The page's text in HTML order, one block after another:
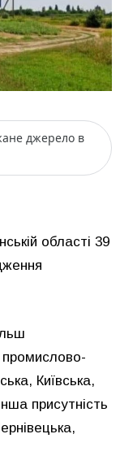
джерело в
області 39
промислово-
Київська,
присутність